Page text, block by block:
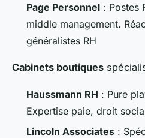
Page Personnel : Postes
middle management.
généralistes RH
Cabinets boutiques
Haussmann RH : Pure
Expertise paie, droit
Lincoln Associates :